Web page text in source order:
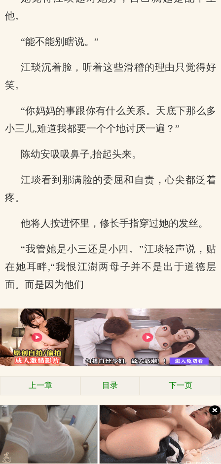
他。
“能不能别瞎说。”
江琰沉着脸，听着这些滑稽的理由只觉得好
笑。
“你妈妈的事跟你有什么关系。天底下那么多
小三儿,难道我都要一个个地讨厌一遍？”
陈幼安吸吸鼻子,抬起头来。
江琰看到那满脸的委屈和自责，心尖都泛着
疼。
他将人按进怀里，修长手指穿过她的发丝。
“我管她是小三还是小四。”江琰轻声说，贴
在她耳畔,“我恨江澍两母子并不是出于道德层
面。而是因为他们
上一章 目录 下一页